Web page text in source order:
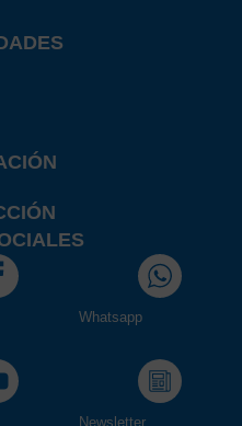
Whatsapp
Newsletter